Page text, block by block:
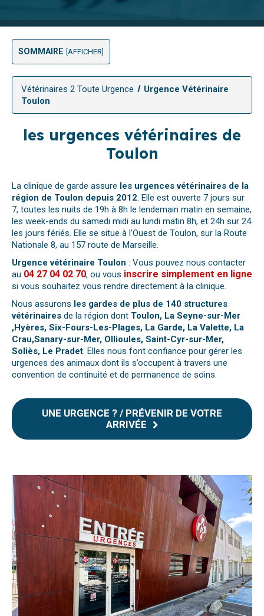
SOMMAIRE AFFICHER
Vétérinaires 2 Toute Urgence
Urgence Vétérinaire
Toulon
les urgences vétérinaires de
Toulon
La clinique de garde assure les urgences vétérinaires de la
région de Toulon depuis 2012. Elle est ouverte 7 jours sur
7, toutes les nuits de 19h à 8h le lendemain matin en semaine,
les week-ends du samedi midi au lundi matin 8h, et 24h sur 24
les jours fériés. Elle se situe à l’Ouest de Toulon, sur la Route
Nationale 8, au 157 route de Marseille.
Urgence vétérinaire Toulon : Vous pouvez nous contacter
au 04 27 04 02 70, ou vous inscrire simplement en ligne
si vous souhaitez vous rendre directement à la clinique.
Nous assurons les gardes de plus de 140 structures
vétérinaires de la région dont Toulon, La Seyne-sur-Mer
,Hyères, Six-Fours-Les-Plages, La Garde, La Valette, La
Crau,Sanary-sur-Mer, Ollioules, Saint-Cyr-sur-Mer,
Soliès, Le Pradet. Elles nous font confiance pour gérer les
urgences des animaux dont ils s’occupent à travers une
convention de continuité et de permanence de soins.
UNE URGENCE ? / PRÉVENIR DE VOTRE
ARRIVÉE